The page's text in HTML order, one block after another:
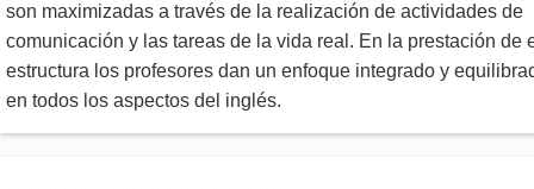
son maximizadas a través de la realización de actividades de
comunicación y las tareas de la vida real. En la prestación de
estructura los profesores dan un enfoque integrado y
en todos los aspectos del inglés.